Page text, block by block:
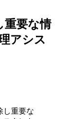
重要な情
アシス